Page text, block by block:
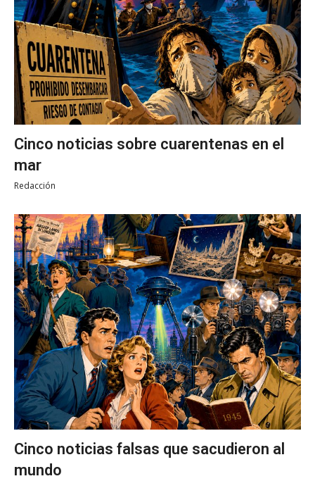
Cinco noticias sobre cuarentenas en el
mar
Redacción
Cinco noticias falsas que sacudieron al
mundo